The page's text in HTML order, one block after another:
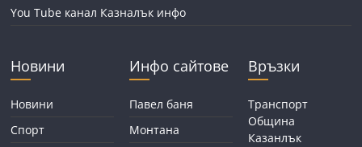
You Tube канал Казналък инфо
Новини
Новини
Спорт
Инфо сайтове
Павел баня
Монтана
Връзки
Транспорт
Община
Казанлък